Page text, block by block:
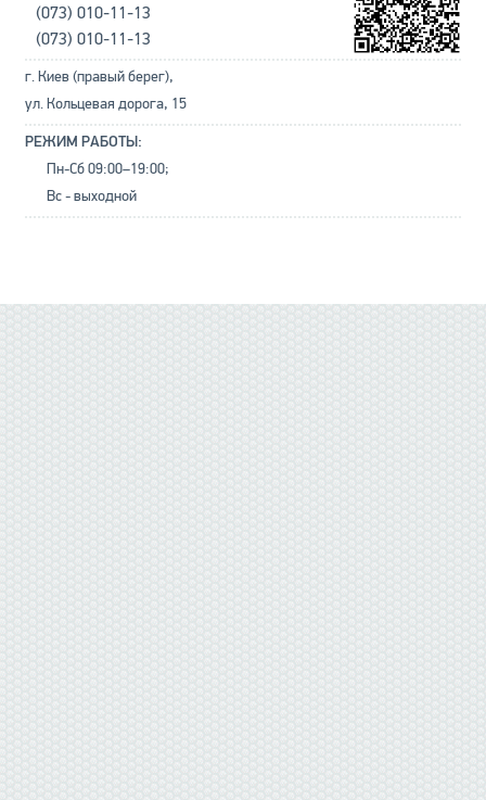
(073) 010-11-13
(073) 010-11-13
г. Киев (правый берег),
ул. Кольцевая дорога, 15
РЕЖИМ РАБОТЫ:
Пн-Сб 09:00–19:00;
Вс - выходной